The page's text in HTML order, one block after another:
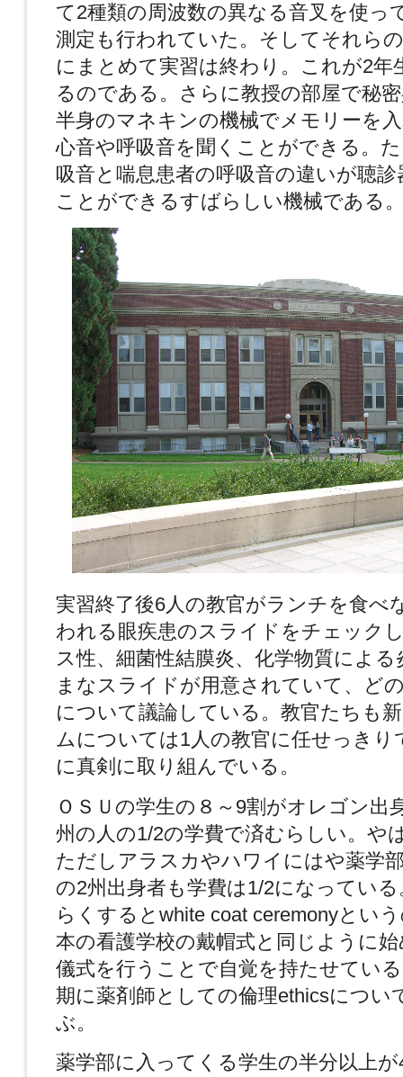
て2種類の周波数の異なる音叉を使っ
測定も行われていた。そしてそれら
にまとめて実習は終わり。これが2年
るのである。さらに教授の部屋で秘
半身のマネキンの機械でメモリーを
心音や呼吸音を聞くことができる。
吸音と喘息患者の呼吸音の違いが聴
ことができるすばらしい機械である
実習終了後6人の教官がランチを食べ
われる眼疾患のスライドをチェック
ス性、細菌性結膜炎、化学物質によ
まなスライドが用意されていて、ど
について議論している。教官たちも
ムについては1人の教官に任せっきり
に真剣に取り組んでいる。
ＯＳＵの学生の８～9割がオレゴン出
州の人の1/2の学費で済むらしい。や
ただしアラスカやハワイにはや薬学
の2州出身者も学費は1/2になってい
らくするとwhite coat ceremonyとい
本の看護学校の戴帽式と同じように
儀式を行うことで自覚を持たせてい
期に薬剤師としての倫理ethicsについ
ぶ。
薬学部に入ってくる学生の半分以上